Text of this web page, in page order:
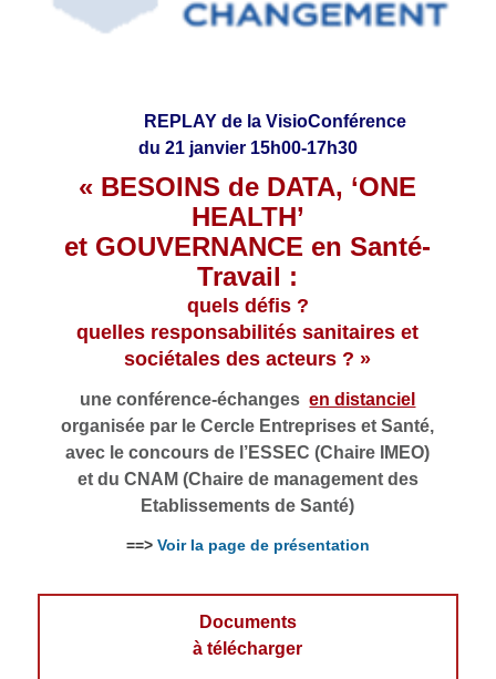
REPLAY de la VisioConférence
du 21 janvier 15h00-17h30
« BESOINS de DATA, ‘ONE
HEALTH’
et GOUVERNANCE en Santé-
Travail :
quels défis ?
quelles responsabilités sanitaires et
sociétales des acteurs ? »
une conférence-échangesen distanciel
organisée par le Cercle Entreprises et Santé,
avec le concours de l’ESSEC (Chaire IMEO)
et du CNAM (Chaire de management des
Etablissements de Santé)
==> Voir la page de présentation
Documents
à télécharger